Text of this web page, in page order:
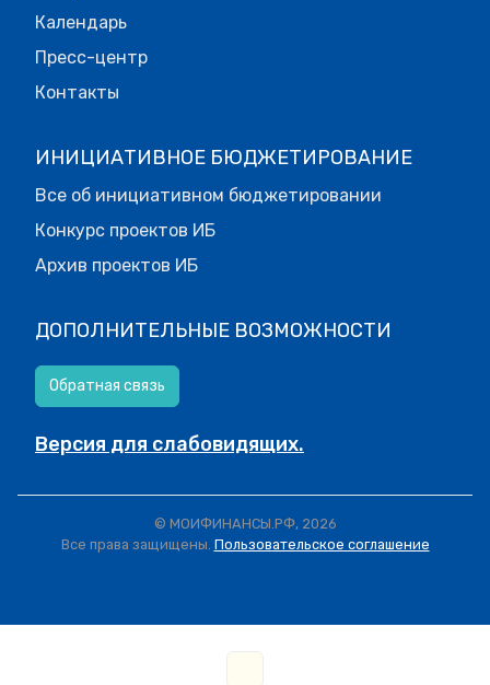
Календарь
Пресс-центр
Контакты
ИНИЦИАТИВНОЕ БЮДЖЕТИРОВАНИЕ
Все об инициативном бюджетировании
Конкурс проектов ИБ
Архив проектов ИБ
ДОПОЛНИТЕЛЬНЫЕ ВОЗМОЖНОСТИ
Обратная связь
Версия для слабовидящих.
© МОИФИНАНСЫ.РФ, 2026
Все права защищены. Пользовательское соглашение